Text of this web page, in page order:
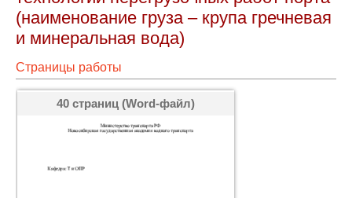
(наименование груза – крупа гречневая
и минеральная вода)
Страницы работы
40 страниц (Word-файл)